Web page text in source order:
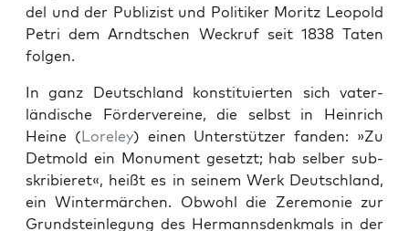
del und der Pub­lizist und Poli­tik­er Moritz Leopold
Petri dem Arndtschen Weck­ruf seit 1838 Tat­en
fol­gen.
In ganz Deutsch­land kon­sti­tu­ierten sich vater­
ländis­che Fördervere­ine, die selb­st in Hein­rich
Heine (Lore­ley) einen Unter­stützer fan­den: »Zu
Det­mold ein Mon­u­ment geset­zt; hab sel­ber sub­
skri­bieret«, heißt es in seinem Werk Deutsch­land,
ein Win­ter­märchen. Obwohl die Zer­e­monie zur
Grund­stein­le­gung des Her­manns­denkmals in der